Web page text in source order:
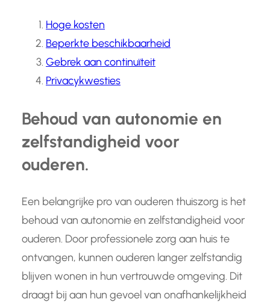
Hoge kosten
Beperkte beschikbaarheid
Gebrek aan continuïteit
Privacykwesties
Behoud van autonomie en
zelfstandigheid voor
ouderen.
Een belangrijke pro van ouderen thuiszorg is het
behoud van autonomie en zelfstandigheid voor
ouderen. Door professionele zorg aan huis te
ontvangen, kunnen ouderen langer zelfstandig
blijven wonen in hun vertrouwde omgeving. Dit
draagt bij aan hun gevoel van onafhankelijkheid